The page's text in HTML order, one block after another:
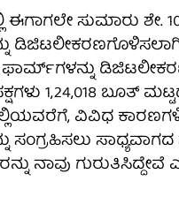
ಸುಮಾರು ಶೇ.
ಫಾರ್ಮ್‌ಗಳನ್ನು
1,24,018 ಬೂತ್
ವಿವಿಧ
ಸಂಗ್ರಹಿಸಲು
ನಾವು